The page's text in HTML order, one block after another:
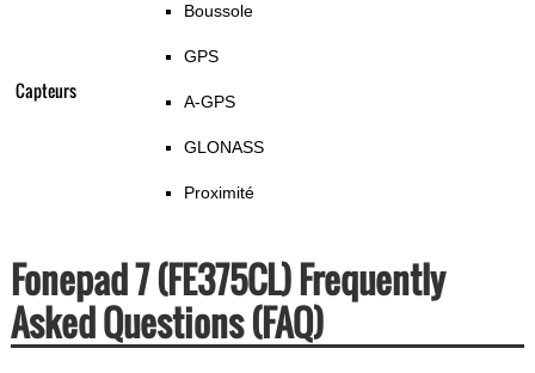
Capteurs
Boussole
GPS
A-GPS
GLONASS
Proximité
Fonepad 7 (FE375CL) Frequently
Asked Questions (FAQ)